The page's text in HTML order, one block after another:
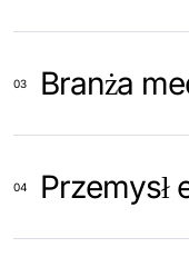
Branża
Przemysł